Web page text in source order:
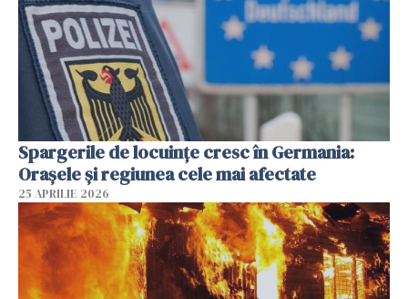
Spargerile de locuințe cresc în Germania:
Orașele și regiunea cele mai afectate
25 APRILIE 2026